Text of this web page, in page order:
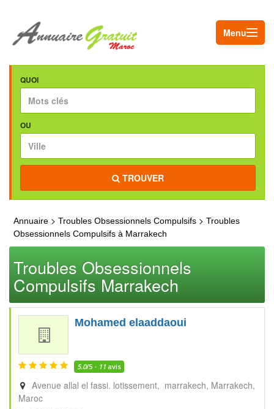
Menu
QUOI
OU
TROUVER
Annuaire > Troubles Obsessionnels Compulsifs > Troubles
Obsessionnels Compulsifs à Marrakech
Troubles Obsessionnels
Compulsifs Marrakech
Mohamed elaaddaoui
5.0/5 - 11 avis
Avenue allal el fassi. lotissement, marrakech Marrakech
Maroc